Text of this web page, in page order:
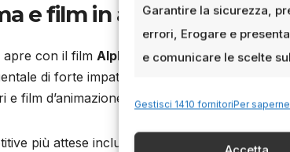
Garantire la sicurezza,
errori, Erogare e
e comunicare le scelte
Gestisci 1410 fornitoriPer
e film in anteprima
apre con il film Alpha di Julia Ducournau,
di forte impatto visivo. La selezione
e film d’animazione, molti dei quali in
più attese includono: